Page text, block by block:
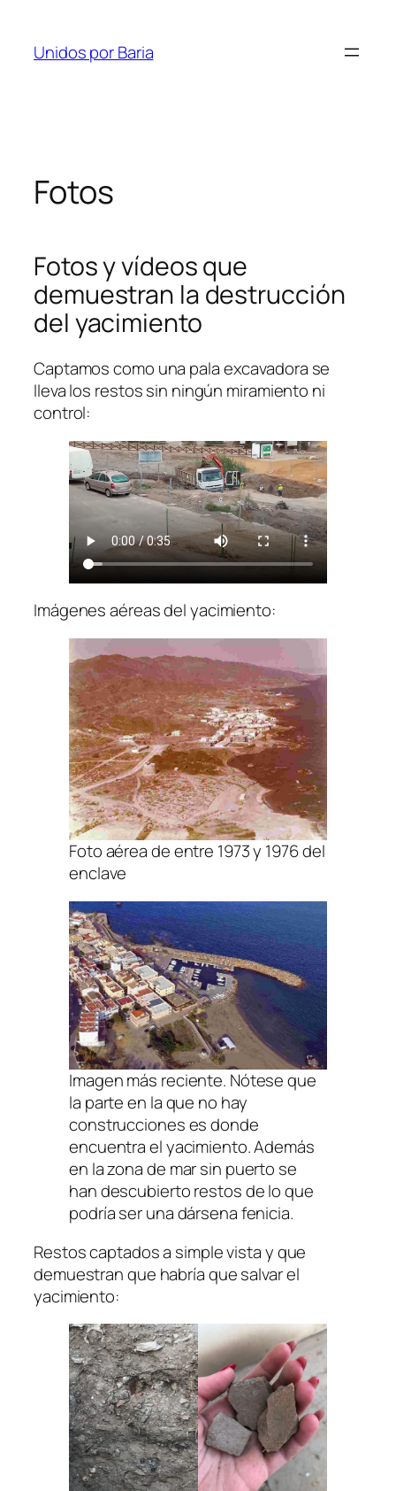
contenido
Unidos por Baria
Fotos
Fotos y vídeos que
demuestran la destrucción
del yacimiento
Captamos como una pala excavadora se
lleva los restos sin ningún miramiento ni
control:
Imágenes aéreas del yacimiento:
Foto aérea de entre 1973 y 1976 del
enclave
Imagen más reciente. Nótese que
la parte en la que no hay
construcciones es donde
encuentra el yacimiento. Además
en la zona de mar sin puerto se
han descubierto restos de lo que
podría ser una dársena fenicia.
Restos captados a simple vista y que
demuestran que habría que salvar el
yacimiento: